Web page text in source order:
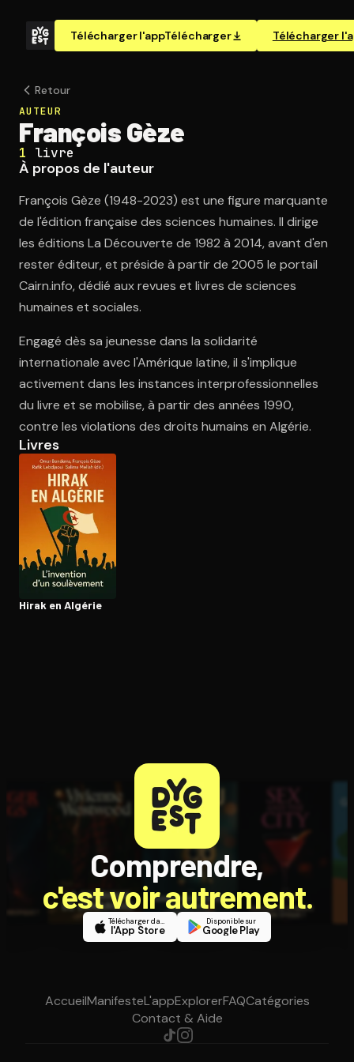
Télécharger l'appTélécharger Télécharger
Ouvre l'app Appareil photo, pointe sur le code. C'est gratuit à
Retour
AUTEUR
François Gèze
1 livre
À propos de l'auteur
François Gèze (1948-2023) est une figure marquante
de l'édition française des sciences humaines. Il dirige
les éditions La Découverte de 1982 à 2014, avant d'en
rester éditeur, et préside à partir de 2005 le portail
Cairn.info, dédié aux revues et livres de sciences
humaines et sociales.
Engagé dès sa jeunesse dans la solidarité
internationale avec l'Amérique latine, il s'implique
activement dans les instances interprofessionnelles
du livre et se mobilise, à partir des années 1990,
contre les violations des droits humains en Algérie.
Livres
Hirak en Algérie
Comprendre,
c'est voir autrement.
Télécharger dans
l'App Store
Disponible sur
Google Play
AccueilManifesteL'appExplorerFAQCatégories
Contact & Aide